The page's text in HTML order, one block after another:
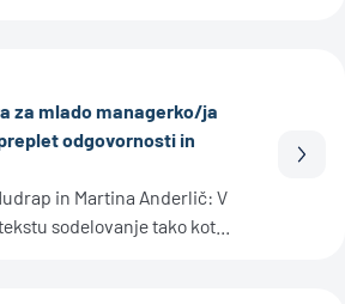
za mlado managerko/ja
odgovornosti in
in Martina Anderlič: V
sodelovanje tako kot...